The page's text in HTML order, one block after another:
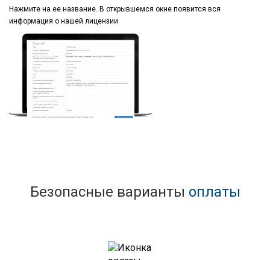
Нажмите на ее название. В открывшемся окне появится вся
информация о нашей лицензии
Безопасные варианты оплаты